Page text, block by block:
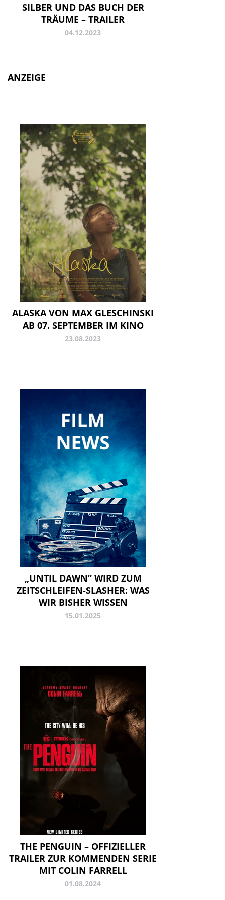
SILBER UND DAS BUCH DER
TRÄUME – TRAILER
04.12.2023
ANZEIGE
ALASKA VON MAX GLESCHINSKI
AB 07. SEPTEMBER IM KINO
23.08.2023
„UNTIL DAWN“ WIRD ZUM
ZEITSCHLEIFEN-SLASHER: WAS
WIR BISHER WISSEN
15.01.2025
THE PENGUIN – OFFIZIELLER
TRAILER ZUR KOMMENDEN SERIE
MIT COLIN FARRELL
01.08.2024